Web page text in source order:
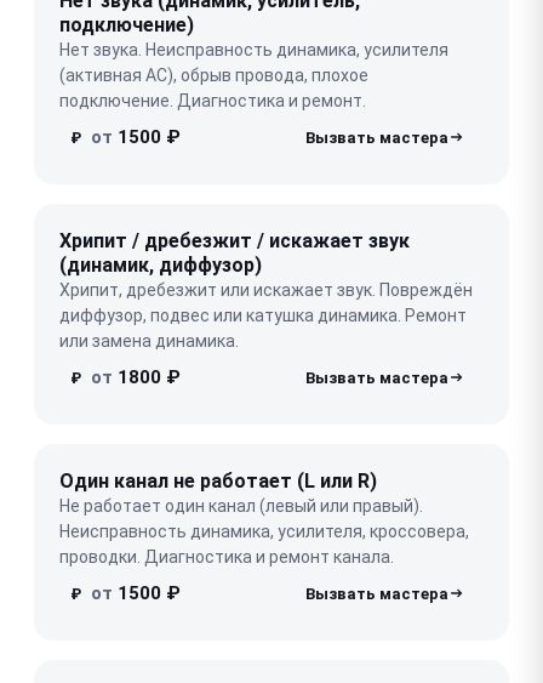
подключение)
Нет звука. Неисправность динамика, усилителя
(активная АС), обрыв провода, плохое
подключение. Диагностика и ремонт.
₽ от 1500 ₽
Хрипит / дребезжит / искажает звук
(динамик, диффузор)
Хрипит, дребезжит или искажает звук. Повреждён
диффузор, подвес или катушка динамика. Ремонт
или замена динамика.
₽ от 1800 ₽
Один канал не работает (L или R)
Не работает один канал (левый или правый).
Неисправность динамика, усилителя, кроссовера,
проводки. Диагностика и ремонт канала.
₽ от 1500 ₽